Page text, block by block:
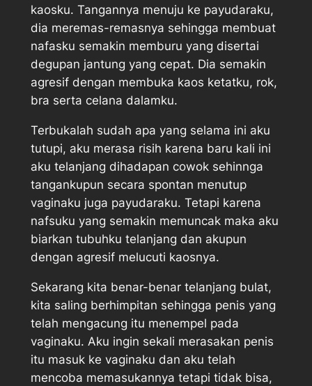
kaosku. Tangannya menuju ke payudaraku,
dia meremas-remasnya sehingga membuat
nafasku semakin memburu yang disertai
degupan jantung yang cepat. Dia semakin
agresif dengan membuka kaos ketatku, rok,
bra serta celana dalamku.
Terbukalah sudah apa yang selama ini aku
tutupi, aku merasa risih karena baru kali ini
aku telanjang dihadapan cowok sehinnga
tangankupun secara spontan menutup
vaginaku juga payudaraku. Tetapi karena
nafsuku yang semakin memuncak maka aku
biarkan tubuhku telanjang dan akupun
dengan agresif melucuti kaosnya.
Sekarang kita benar-benar telanjang bulat,
kita saling berhimpitan sehingga penis yang
telah mengacung itu menempel pada
vaginaku. Aku ingin sekali merasakan penis
itu masuk ke vaginaku dan aku telah
mencoba memasukannya tetapi tidak bisa,